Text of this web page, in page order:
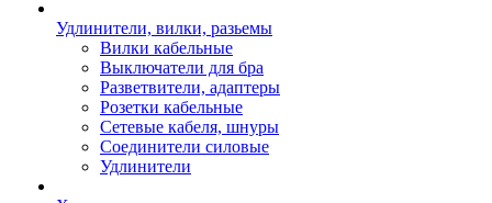
Удлинители, вилки, разьемы
Вилки кабельные
Выключатели для бра
Разветвители, адаптеры
Розетки кабельные
Сетевые кабеля, шнуры
Соединители силовые
Удлинители